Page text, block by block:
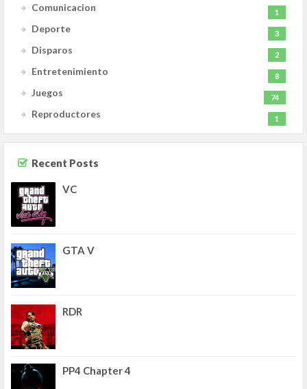
Comunicacion 1
Deporte 3
Disparos 2
Entretenimiento 8
Juegos 74
Reproductores 1
Recent Posts
VC
GTA V
RDR
PP4 Chapter 4